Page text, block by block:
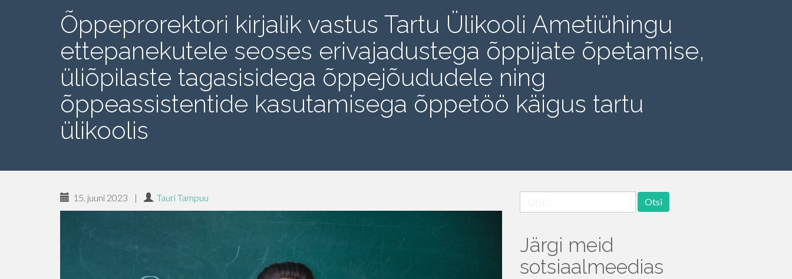
Õppeprorektori kirjalik vastus Tartu Ülikooli Ametiühingu
ettepanekutele seoses erivajadustega õppijate õpetamise,
üliõpilaste tagasisidega õppejõududele ning
õppeassistentide kasutamisega õppetöö käigus tartu
ülikoolis
15. juuni 2023 | Tauri Tampuu
Järgi meid
sotsiaalmeedias